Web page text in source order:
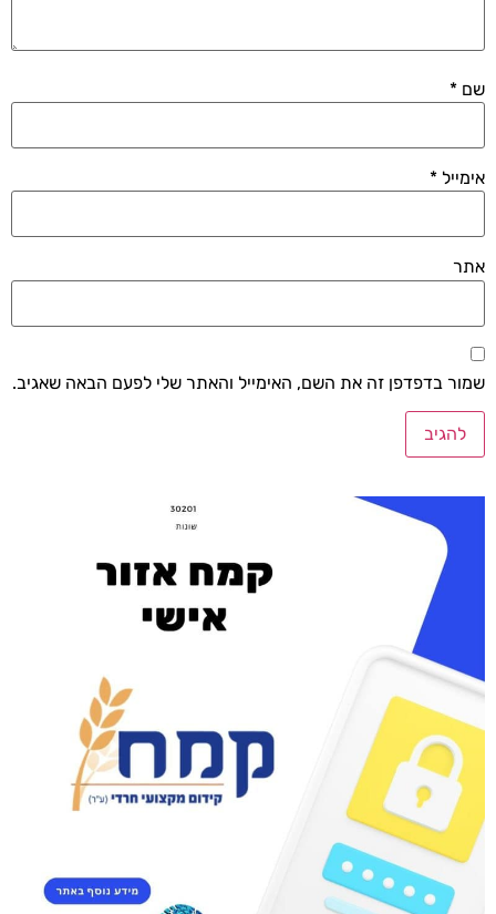
שם *
אימייל *
אתר
שמור בדפדפן זה את השם, האימייל והאתר שלי לפעם הבאה שאגיב.